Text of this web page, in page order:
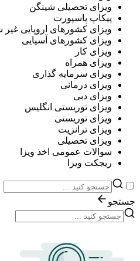
ویزای تحصیلی شینگن
پیکاپ پاسپورت
ویزای کشورهای اروپایی غیر
ویزای کشورهای آسیایی
ویزای کار
ویزای همراه
ویزای سرمایه گذاری
ویزای درمانی
ویزای دبی
ویزای توریستی انگلیس
ویزای توریستی
ویزای ترانزیت
ویزای تحصیلی
سوالات عمومی اخذ ویزا
ریجکت ویزا
جستجو